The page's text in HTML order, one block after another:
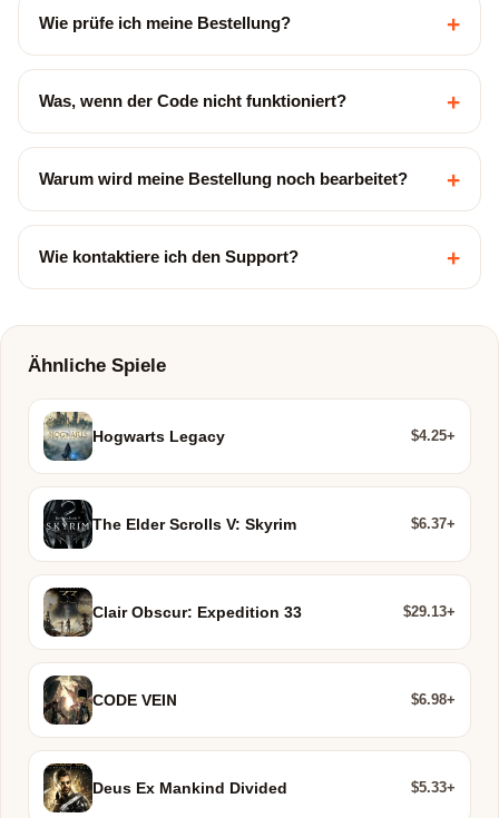
Wie prüfe ich meine Bestellung? +
Was, wenn der Code nicht funktioniert? +
Warum wird meine Bestellung noch bearbeitet? +
Wie kontaktiere ich den Support? +
Ähnliche Spiele
Hogwarts Legacy $4.25+
The Elder Scrolls V: Skyrim $6.37+
Clair Obscur: Expedition 33 $29.13+
CODE VEIN $6.98+
Deus Ex Mankind Divided $5.33+